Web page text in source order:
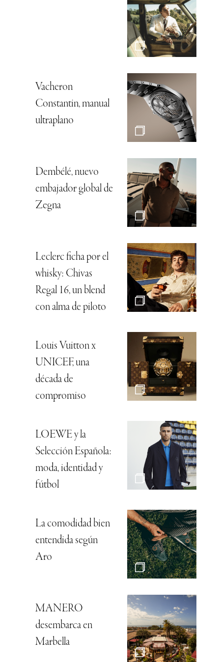
Vacheron
Constantin, manual
ultraplano
Dembélé, nuevo
embajador global de
Zegna
Leclerc ficha por el
whisky: Chivas
Regal 16, un blend
con alma de piloto
Louis Vuitton x
UNICEF, una
década de
compromiso
LOEWE y la
Selección Española:
moda, identidad y
fútbol
La comodidad bien
entendida según
Aro
MANERO
desembarca en
Marbella